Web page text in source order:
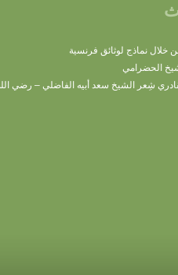
خلال نماذج لوثائق فرنسية
الحضرامي
شِعر الشيخ سعد أبيه الفاضلي – رضي